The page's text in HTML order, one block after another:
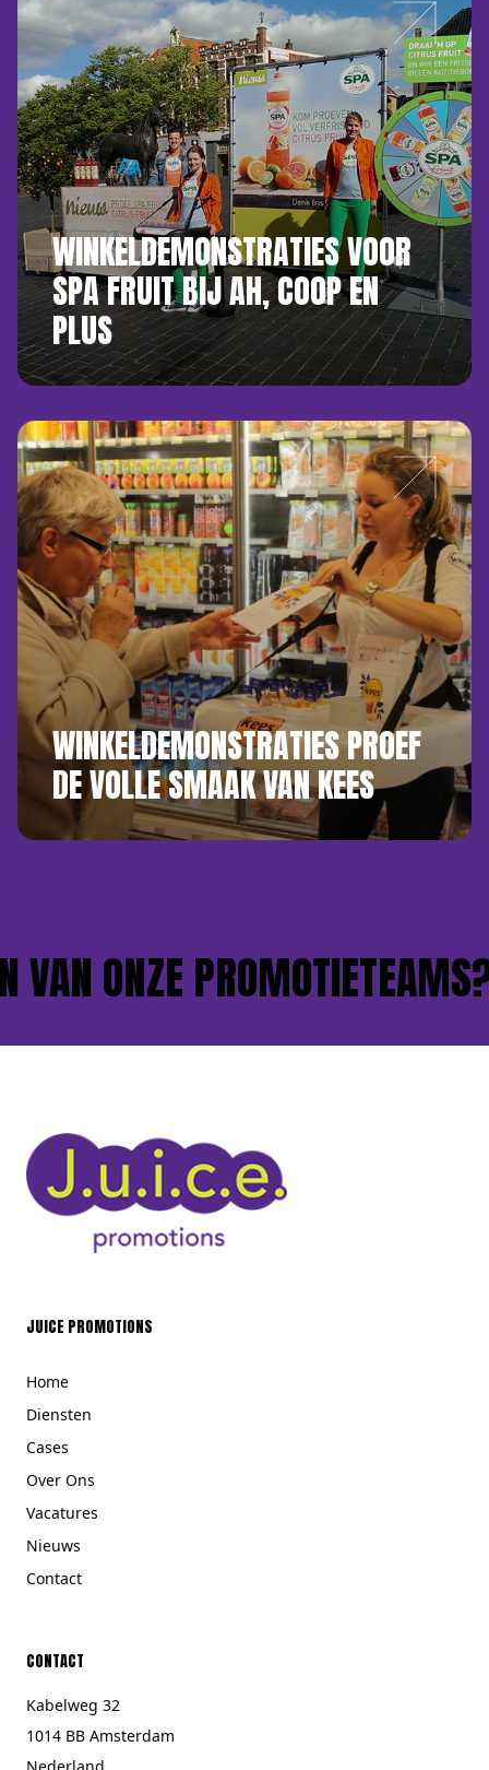
WINKELDEMONSTRATIES VOOR
SPA FRUIT BIJ AH, COOP EN
PLUS
WINKELDEMONSTRATIES PROEF
DE VOLLE SMAAK VAN KEES
ONZE PROMOTIETEAMS?
JUICE PROMOTIONS
Home
Diensten
Cases
Over Ons
Vacatures
Nieuws
Contact
CONTACT
Kabelweg 32
1014 BB Amsterdam